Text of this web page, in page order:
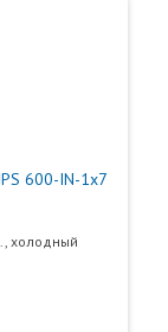
600-IN-1x7
холодный